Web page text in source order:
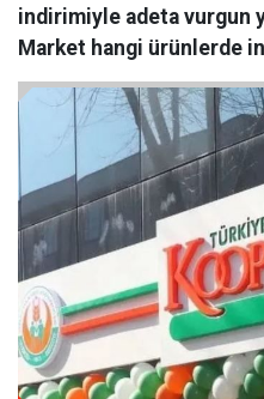
indirimiyle adeta vurgun
Market hangi ürünlerde